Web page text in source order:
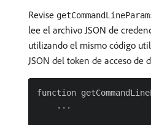
Revise
lee el archivo JSON de
utilizando el mismo código
JSON del token de acceso de
function
    ...